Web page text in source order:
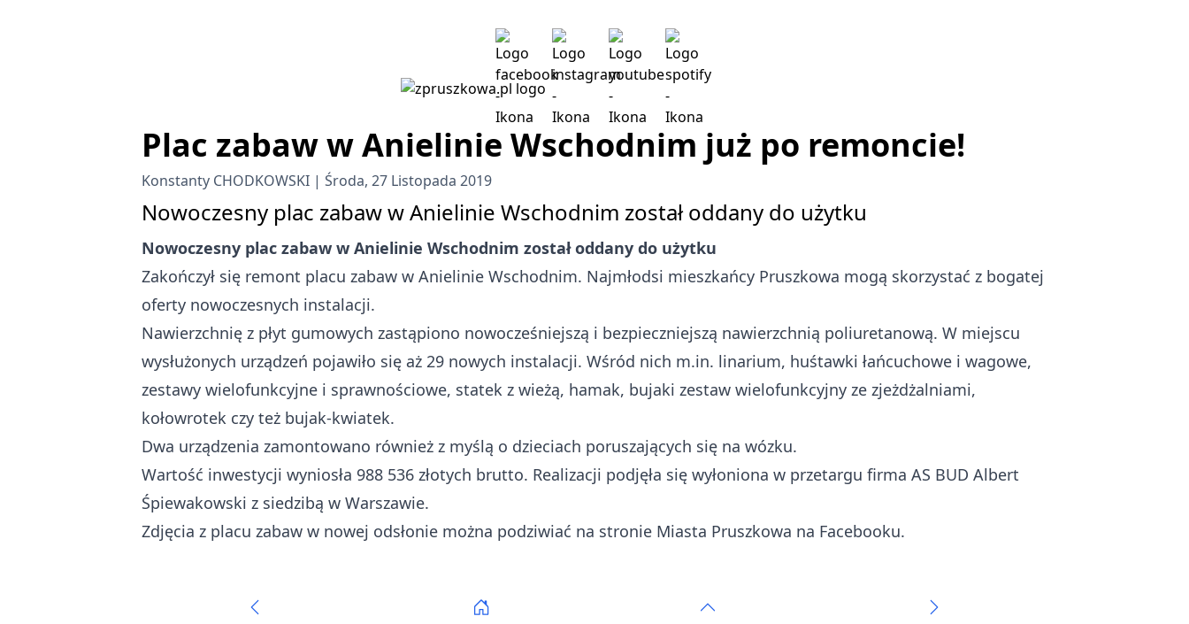
Plac zabaw w Anielinie Wschodnim już po remoncie!
Konstanty CHODKOWSKI Środa, 27 Listopada 2019
Nowoczesny plac zabaw w Anielinie Wschodnim został oddany do użytku
Nowoczesny plac zabaw w Anielinie Wschodnim został oddany do użytku
Zakończył się remont placu zabaw w Anielinie Wschodnim. Najmłodsi mieszkańcy Pruszkowa mogą skorzystać z bogatej
oferty nowoczesnych instalacji.
Nawierzchnię z płyt gumowych zastąpiono nowocześniejszą i bezpieczniejszą nawierzchnią poliuretanową. W miejscu
wysłużonych urządzeń pojawiło się aż 29 nowych instalacji. Wśród nich m.in. linarium, huśtawki łańcuchowe i wagowe,
zestawy wielofunkcyjne i sprawnościowe, statek z wieżą, hamak, bujaki zestaw wielofunkcyjny ze zjeżdżalniami,
kołowrotek czy też bujak-kwiatek.
Dwa urządzenia zamontowano również z myślą o dzieciach poruszających się na wózku.
Wartość inwestycji wyniosła 988 536 złotych brutto. Realizacji podjęła się wyłoniona w przetargu firma AS BUD Albert
Śpiewakowski z siedzibą w Warszawie.
Zdjęcia z placu zabaw w nowej odsłonie można podziwiać na stronie Miasta Pruszkowa na Facebooku.